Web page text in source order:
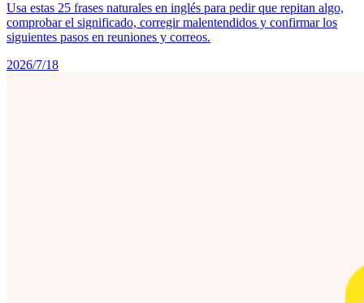
Usa estas 25 frases naturales en inglés para pedir que repitan algo,
comprobar el significado, corregir malentendidos y confirmar los
siguientes pasos en reuniones y correos.
2026/7/18